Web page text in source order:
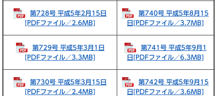
第728号 平成5年2月15日
[PDFファイル／2.6MB]
第740号 平成5年8月15
日[PDFファイル／3.7MB]
第729号 平成5年3月1日
[PDFファイル／3.3MB]
第741号 平成5年9月1
日[PDFファイル／6.3MB]
第730号 平成5年3月15日
[PDFファイル／2.4MB]
第742号 平成5年9月15
日[PDFファイル／3.6MB]